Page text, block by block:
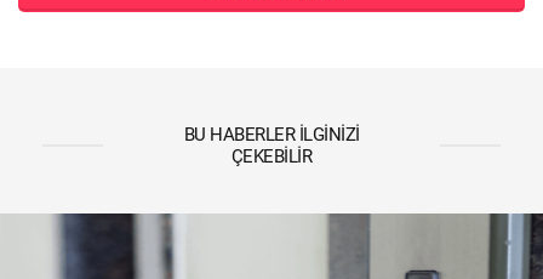
BU HABERLER İLGINIZI
ÇEKEBILIR